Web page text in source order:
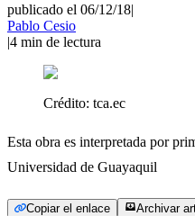
publicado el 06/12/18|
Pablo Cesio
|4 min de lectura
Crédito: tca.ec
Esta obra es interpretada por
Universidad de Guayaquil
Copiar el enlace Archivar